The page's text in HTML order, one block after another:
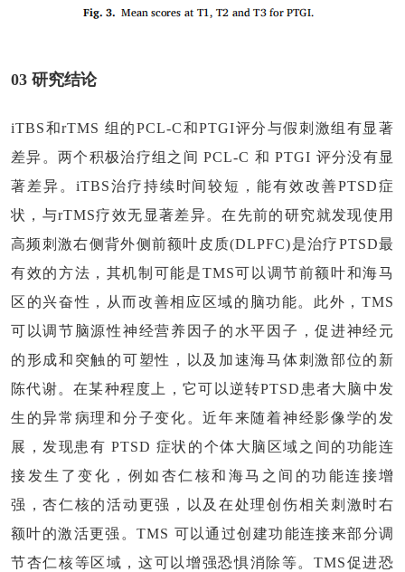
03 研究结论
iTBS和rTMS 组的PCL-C和PTGI评分与假刺激组有显著
差异。 两个积极治疗组之间 PCL-C 和 PTGI 评分没有显
著差异。iTBS治疗持续时间较短，能有效改善PTSD症
状，与rTMS疗效无显著差异。在先前的研究就发现使用
高频刺激右侧背外侧前额叶皮质(DLPFC)是治疗PTSD最
有效的方法，其机制可能是TMS可以调节前额叶和海马
区的兴奋性，从而改善相应区域的脑功能。此外，TMS
可以调节脑源性神经营养因子的水平因子，促进神经元
的形成和突触的可塑性，以及加速海马体刺激部位的新
陈代谢。在某种程度上，它可以逆转PTSD患者大脑中发
生的异常病理和分子变化。近年来随着神经影像学的发
展，发现患有 PTSD 症状的个体大脑区域之间的功能连
接发生了变化，例如杏仁核和海马之间的功能连接增
强，杏仁核的活动更强，以及在处理创伤相关刺激时右
额叶的激活更强。TMS 可以通过创建功能连接来部分调
节杏仁核等区域，这可以增强恐惧消除等。TMS促进恐